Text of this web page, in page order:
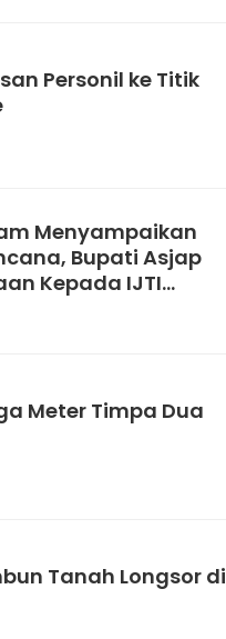
Personil ke Titik
Menyampaikan
Bupati Asjap
Kepada IJTI
Meter Timpa Dua
Tanah Longsor di